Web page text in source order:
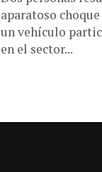
aparatoso
un vehículo
en el sector...